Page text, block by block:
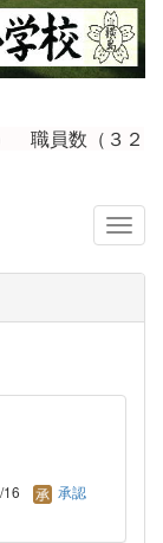
職員数（３２
承認